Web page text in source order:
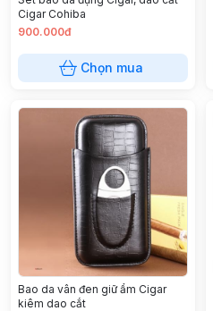
Cigar Cohiba
900.000đ
Chọn mua
Bao da vân đen giữ ẩm Cigar
kiêm dao cắt